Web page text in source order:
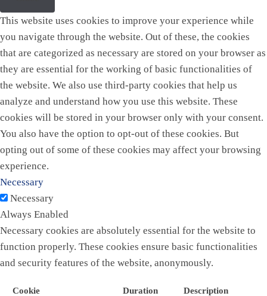
This website uses cookies to improve your experience while
you navigate through the website. Out of these, the cookies
that are categorized as necessary are stored on your browser as
they are essential for the working of basic functionalities of
the website. We also use third-party cookies that help us
analyze and understand how you use this website. These
cookies will be stored in your browser only with your consent.
You also have the option to opt-out of these cookies. But
opting out of some of these cookies may affect your browsing
experience.
Necessary
Necessary
Always Enabled
Necessary cookies are absolutely essential for the website to
function properly. These cookies ensure basic functionalities
and security features of the website, anonymously.
Cookie Duration Description